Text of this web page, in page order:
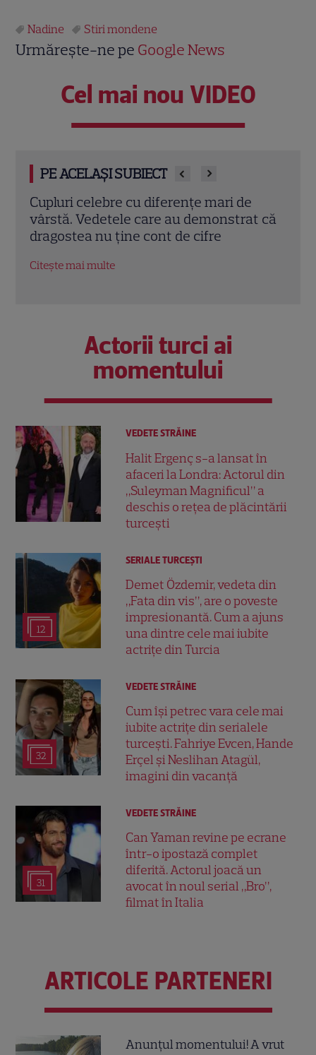
Nadine Stiri mondene
Urmărește-ne pe Google News
Cel mai nou VIDEO
PE ACELAȘI SUBIECT
Cine este Monica Tand, soția lui Nicolai
Tand. A renunțat la cariera
internațională pentru el
Citește mai multe
Actorii turci ai
momentului
VEDETE STRĂINE
Halit Ergenç s-a lansat în
afaceri la Londra: Actorul din
„Suleyman Magnificul” a
deschis o rețea de plăcintării
turcești
12
SERIALE TURCEŞTI
Demet Özdemir, vedeta din
„Fata din vis”, are o poveste
impresionantă. Cum a ajuns
una dintre cele mai iubite
actrițe din Turcia
32
VEDETE STRĂINE
Cum își petrec vara cele mai
iubite actrițe din serialele
turcești. Fahriye Evcen, Hande
Erçel și Neslihan Atagül,
imagini din vacanță
31
VEDETE STRĂINE
Can Yaman revine pe ecrane
într-o ipostază complet
diferită. Actorul joacă un
avocat în noul serial „Bro”,
filmat în Italia
ARTICOLE PARTENERI
Anunțul momentului! A vrut